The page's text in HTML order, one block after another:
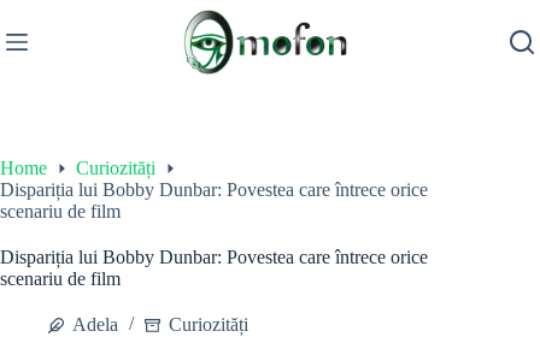
to
content
Home
Curiozități
Dispariția lui Bobby Dunbar: Povestea care întrece orice
scenariu de film
Dispariția lui Bobby Dunbar: Povestea care întrece orice
scenariu de film
Adela Curiozități